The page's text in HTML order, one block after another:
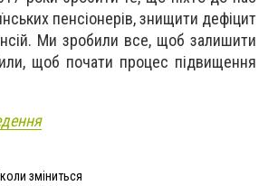
пенсіонерів, знищити дефіцит
Ми зробили все, щоб залишити
щоб почати процес підвищення
зміниться